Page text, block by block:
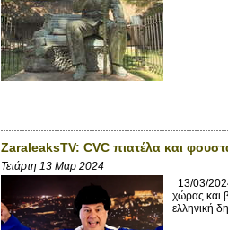
ZaraleaksTV: CVC πιατέλα και
Τετάρτη 13 Μαρ 2024
13/03/
χώρας και
ελληνική